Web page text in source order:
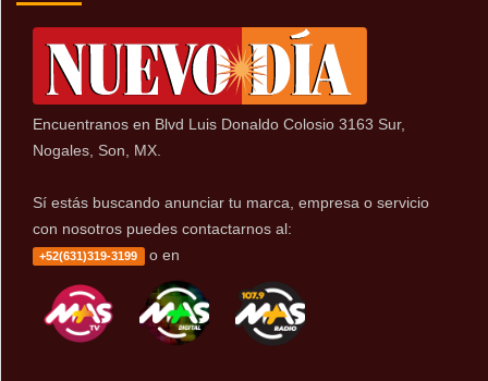
Encuentranos en Blvd Luis Donaldo Colosio 3163 Sur,
Nogales, Son, MX.
Sí estás buscando anunciar tu marca, empresa o servicio
con nosotros puedes contactarnos al:
+52(631)319-3199 o en